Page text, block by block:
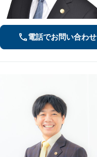
電話でお問い合わせ